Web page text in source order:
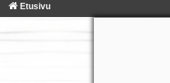
Etusivu